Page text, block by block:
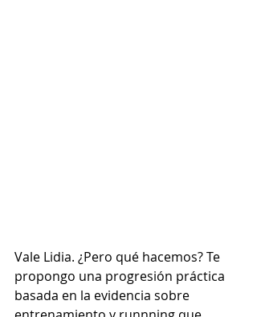
Vale Lidia. ¿Pero qué hacemos? Te
propongo una progresión práctica
basada en la evidencia sobre